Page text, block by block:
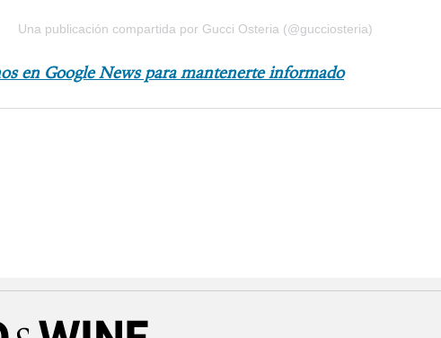
Una publicación compartida por Gucci Osteria (@gucciosteria)
en Google News para mantenerte informado